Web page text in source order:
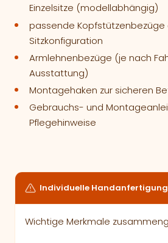
Einzelsitze (modellabhängig)
passende
Sitzkonfiguration
Armlehnenbezüge (je nach
Ausstattung)
Montagehaken zur sicheren
Gebrauchs- und
Pflegehinweise
Individuelle
Wichtige Merkmale